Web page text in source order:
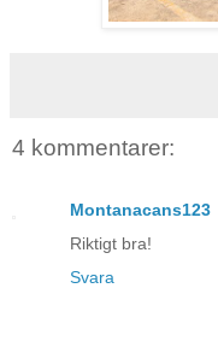
4 kommentarer:
Montanacans123
Riktigt bra!
Svara